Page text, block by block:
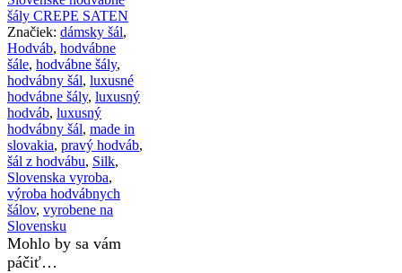
175
x
45cm
šály CREPE SATEN
Značiek: dámsky šál,
Hodváb, hodvábne
šále, hodvábne šály,
hodvábny šál, luxusné
hodvábne šály, luxusný
hodváb, luxusný
hodvábny šál, made in
slovakia, pravý hodváb,
šál z hodvábu, Silk,
Slovenska vyroba,
výroba hodvábnych
šálov, vyrobene na
Slovensku
Mohlo by sa vám
páčiť…